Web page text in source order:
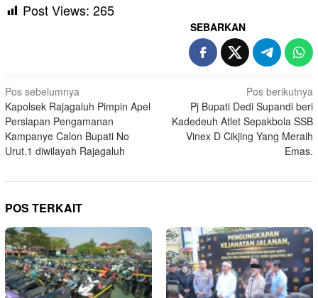
Post Views: 265
SEBARKAN
Navigasi
pos
Pos sebelumnya
Kapolsek Rajagaluh Pimpin Apel
Persiapan Pengamanan
Kampanye Calon Bupati No
Urut.1 diwilayah Rajagaluh
Pos berikutnya
Pj Bupati Dedi Supandi beri
Kadedeuh Atlet Sepakbola SSB
Vinex D Cikjing Yang Meraih
Emas.
POS TERKAIT